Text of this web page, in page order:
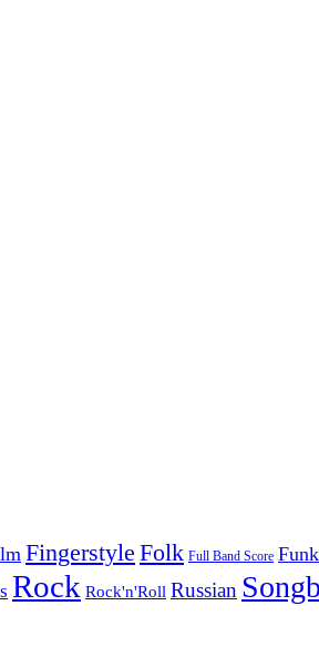
Fingerstyle Folk Full Band Score Funk
Rock Rock'n'Roll Russian